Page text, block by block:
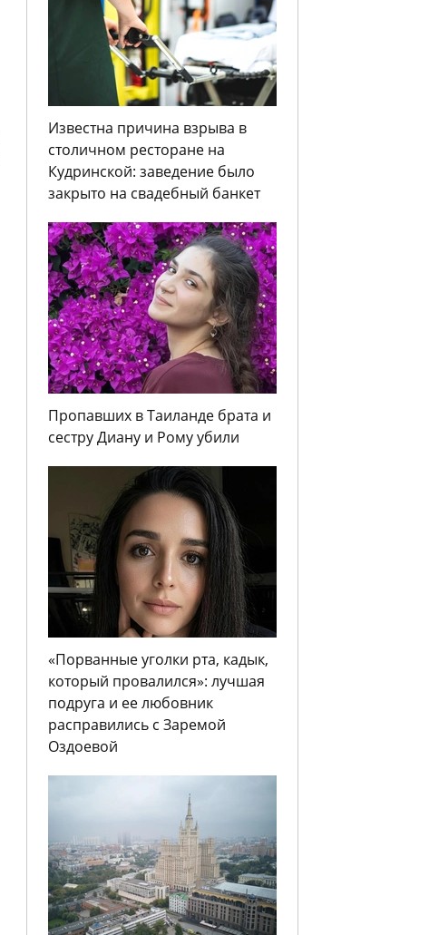
Известна причина взрыва в
столичном ресторане на
Кудринской: заведение было
закрыто на свадебный банкет
Пропавших в Таиланде брата и
сестру Диану и Рому убили
«Порванные уголки рта, кадык,
который провалился»: лучшая
подруга и ее любовник
расправились с Заремой
Оздоевой